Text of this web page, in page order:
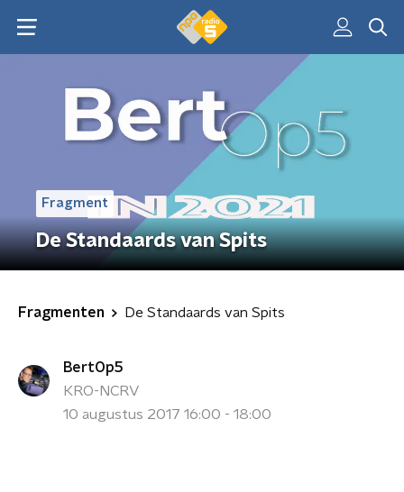
Fragment
De Standaards van Spits
Fragmenten De Standaards van Spits
BertOp5
KRO-NCRV
10 augustus 2017 16:00 - 18:00